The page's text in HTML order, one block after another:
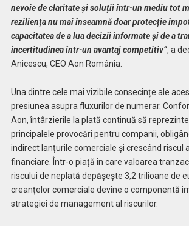
nevoie de claritate și soluții într-un mediu tot
reziliența nu mai înseamnă doar protecție
capacitatea de a lua decizii informate și de a
incertitudinea într-un avantaj competitiv”, a
Anicescu, CEO Aon România.
Una dintre cele mai vizibile consecințe ale
presiunea asupra fluxurilor de numerar.
Aon, întârzierile la plată continuă să
principalele provocări pentru companii,
indirect lanțurile comerciale și crescând riscul
financiare. Într-o piață în care valoarea
riscului de neplată depășește 3,2 trilioane de
creanțelor comerciale devine o componentă
strategiei de management al riscurilor.